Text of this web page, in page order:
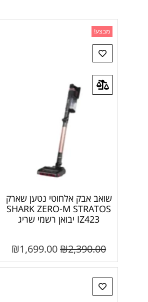
מבצע!
שואב אבק אלחוטי נטען שארק
SHARK ZERO-M STRATOS
IZ423 יבואן רשמי שריג
₪2,390.00
₪1,699.00